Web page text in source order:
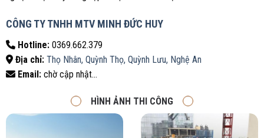
CÔNG TY TNHH MTV MINH ĐỨC HUY
Hotline:0369.662.379
Địa chỉ: Thọ Nhân, Quỳnh Thọ, Quỳnh Lưu, Nghệ An
Email:chờ cập nhật…
HÌNH ẢNH THI CÔNG